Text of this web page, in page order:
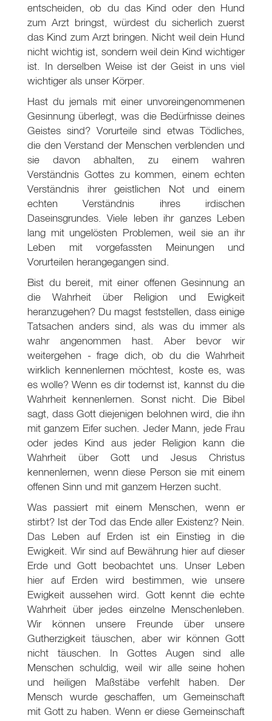
entscheiden, ob du das Kind oder den Hund
zum Arzt bringst, würdest du sicherlich zuerst
das Kind zum Arzt bringen. Nicht weil dein Hund
nicht wichtig ist, sondern weil dein Kind wichtiger
ist. In derselben Weise ist der Geist in uns viel
wichtiger als unser Körper.
Hast du jemals mit einer unvoreingenommenen
Gesinnung überlegt, was die Bedürfnisse deines
Geistes sind? Vorurteile sind etwas Tödliches,
die den Verstand der Menschen verblenden und
sie davon abhalten, zu einem wahren
Verständnis Gottes zu kommen, einem echten
Verständnis ihrer geistlichen Not und einem
echten Verständnis ihres irdischen
Daseinsgrundes. Viele leben ihr ganzes Leben
lang mit ungelösten Problemen, weil sie an ihr
Leben mit vorgefassten Meinungen und
Vorurteilen herangegangen sind.
Bist du bereit, mit einer offenen Gesinnung an
die Wahrheit über Religion und Ewigkeit
heranzugehen? Du magst feststellen, dass einige
Tatsachen anders sind, als was du immer als
wahr angenommen hast. Aber bevor wir
weitergehen - frage dich, ob du die Wahrheit
wirklich kennenlernen möchtest, koste es, was
es wolle? Wenn es dir todernst ist, kannst du die
Wahrheit kennenlernen. Sonst nicht. Die Bibel
sagt, dass Gott diejenigen belohnen wird, die ihn
mit ganzem Eifer suchen. Jeder Mann, jede Frau
oder jedes Kind aus jeder Religion kann die
Wahrheit über Gott und Jesus Christus
kennenlernen, wenn diese Person sie mit einem
offenen Sinn und mit ganzem Herzen sucht.
Was passiert mit einem Menschen, wenn er
stirbt? Ist der Tod das Ende aller Existenz? Nein.
Das Leben auf Erden ist ein Einstieg in die
Ewigkeit. Wir sind auf Bewährung hier auf dieser
Erde und Gott beobachtet uns. Unser Leben
hier auf Erden wird bestimmen, wie unsere
Ewigkeit aussehen wird. Gott kennt die echte
Wahrheit über jedes einzelne Menschenleben.
Wir können unsere Freunde über unsere
Gutherzigkeit täuschen, aber wir können Gott
nicht täuschen. In Gottes Augen sind alle
Menschen schuldig, weil wir alle seine hohen
und heiligen Maßstäbe verfehlt haben. Der
Mensch wurde geschaffen, um Gemeinschaft
mit Gott zu haben. Wenn er diese Gemeinschaft